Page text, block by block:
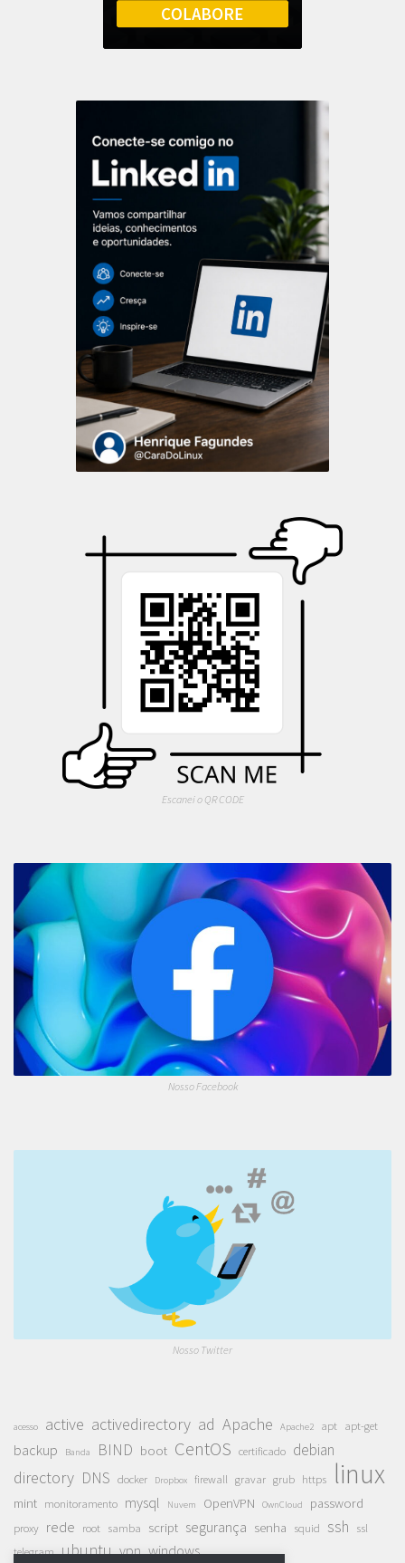
Escanei o QR CODE
Nosso Facebook
Nosso Twitter
acesso active activedirectory ad Apache Apache2 apt apt-get
backup Banda BIND boot CentOS certificado debian
directory DNS docker Dropbox firewall gravar grub https linux
mint monitoramento mysql Nuvem OpenVPN OwnCloud password
proxy rede root samba script segurança senha squid ssh ssl
telegram ubuntu vpn windows